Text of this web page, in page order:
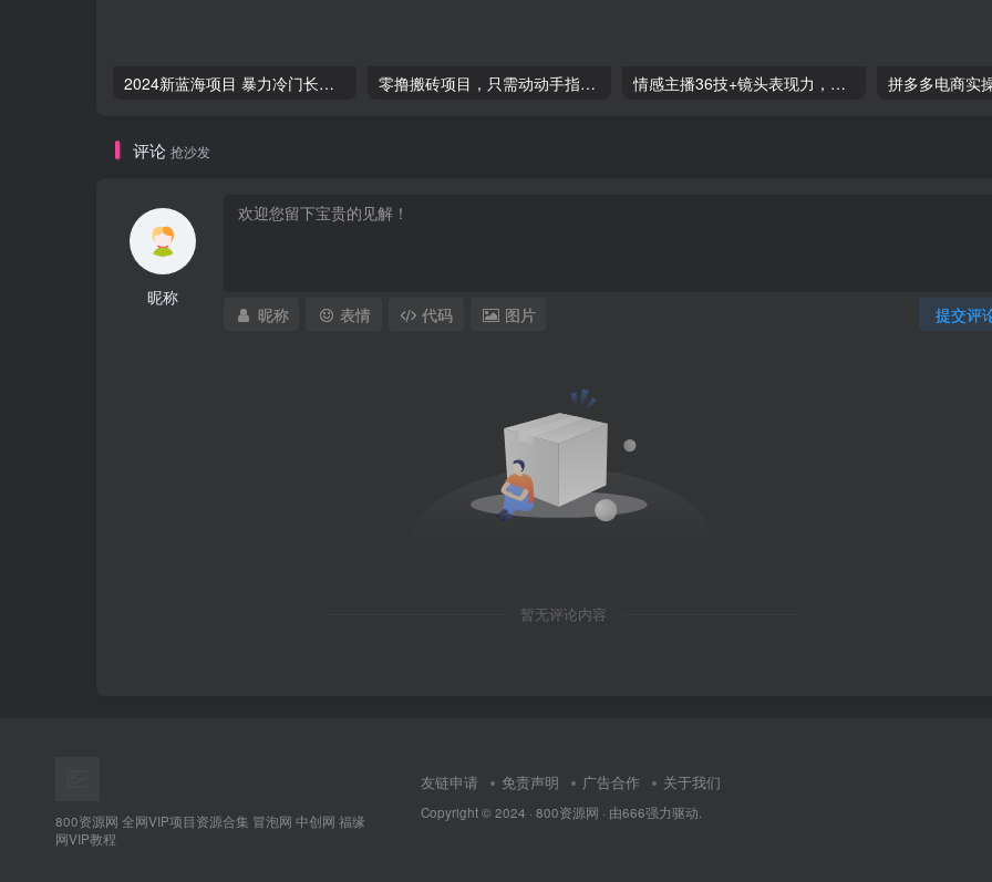
2024新蓝海项目 暴力冷门长期稳定 纯手机操作 单日收益3000+ 小白当天上手 零撸搬砖项目，只需动动手指转发，实现躺赚收益100+，适合新手操作 情感主播36技+镜头表现力，辅导你0-1做月销百万的情感主播
评论 抢沙发
昵称
提交评
昵称 表情 代码 图片
暂无评论内容
800资源网 全网VIP项目资源合集 冒泡网 中创网 福缘
网VIP教程
友链申请 免责声明 广告合作 关于我们
Copyright © 2024 · 800资源网 · 由666强力驱动.